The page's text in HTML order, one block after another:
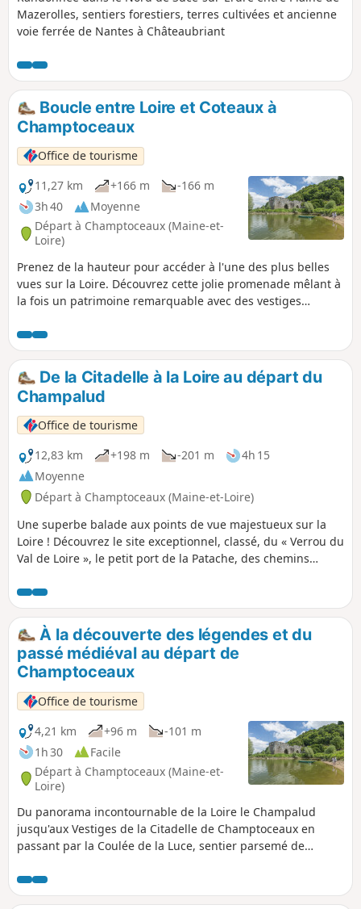
Mazerolles, sentiers forestiers, terres cultivées et ancienne
voie ferrée de Nantes à Châteaubriant
Boucle entre Loire et Coteaux à
Champtoceaux
Office de tourisme
11,27 km
+166 m
-166 m
3h 40
Moyenne
Départ à Champtoceaux (Maine-et-
Loire)
Prenez de la hauteur pour accéder à l'une des plus belles
vues sur la Loire. Découvrez cette jolie promenade mêlant à
la fois un patrimoine remarquable avec des vestiges
côteau. Vous arpenterez également à travers des chemins
boisés et le long de la Loire en passant par le GR®3.
De la Citadelle à la Loire au départ du
Champalud
Office de tourisme
12,83 km
+198 m -201 m
4h 15
Moyenne
Départ à Champtoceaux (Maine-et-Loire)
Une superbe balade aux points de vue majestueux sur la
Loire ! Découvrez le site exceptionnel, classé, du « Verrou du
Val de Loire », le petit port de la Patache, des chemins
dénivelé vous fera apprécier la richesse paysagère et
patrimoniale de ce roc chargé d'histoire !
À la découverte des légendes et du
passé médiéval au départ de
Champtoceaux
Office de tourisme
4,21 km
+96 m
-101 m
1h 30
Facile
Départ à Champtoceaux (Maine-et-
Loire)
Du panorama incontournable de la Loire le Champalud
jusqu'aux Vestiges de la Citadelle de Champtoceaux en
passant par la Coulée de la Luce, sentier parsemé de
sauvages.